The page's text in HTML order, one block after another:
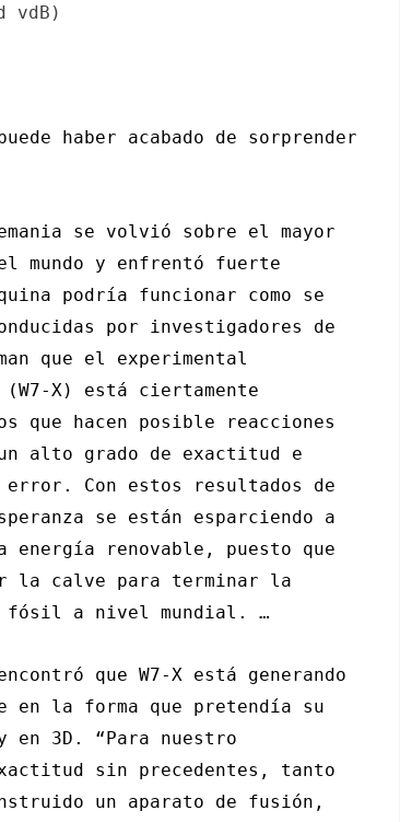
vdB)
haber acabado de sorprender
se volvió sobre el mayor
mundo y enfrentó fuerte
podría funcionar como se
por investigadores de
que el experimental
X) está ciertamente
que hacen posible reacciones
alto grado de exactitud e
Con estos resultados de
se están esparciendo a
renovable, puesto que
la calve para terminar la
fósil a nivel mundial. …
que W7-X está generando
en la forma que pretendía su
3D. “Para nuestro
sin precedentes, tanto
un aparato de fusión,